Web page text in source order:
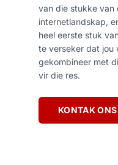
van die stukke van
internetlandskap,
heel eerste stuk
te verseker dat jou
gekombineer met
vir die res.
KONTAK ONS